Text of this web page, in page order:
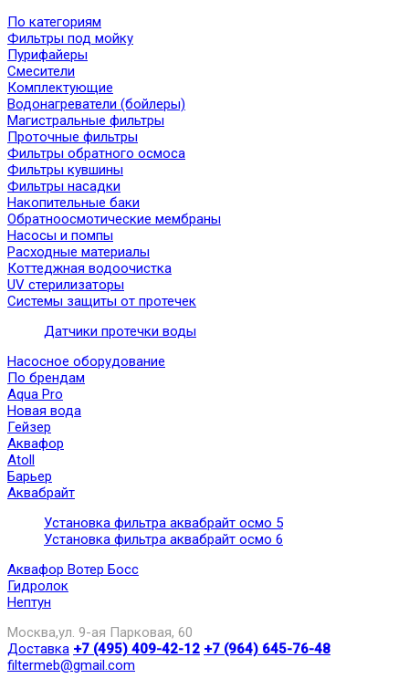
По категориям
Фильтры под мойку
Пурифайеры
Смесители
Комплектующие
Водонагреватели (бойлеры)
Магистральные фильтры
Проточные фильтры
Фильтры обратного осмоса
Фильтры кувшины
Фильтры насадки
Накопительные баки
Обратноосмотические мембраны
Насосы и помпы
Расходные материалы
Коттеджная водоочистка
UV стерилизаторы
Системы защиты от протечек
Датчики протечки воды
Насосное оборудование
По брендам
Aqua Pro
Новая вода
Гейзер
Аквафор
Atoll
Барьер
Аквабрайт
Установка фильтра аквабрайт осмо 5
Установка фильтра аквабрайт осмо 6
Аквафор Вотер Босс
Гидролок
Нептун
Москва,ул. 9-ая Парковая, 60
Доставка +7 (495) 409-42-12 +7 (964) 645-76-48
filtermeb@gmail.com